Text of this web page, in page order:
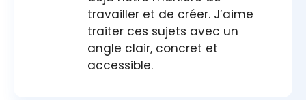
travailler et de créer. J’aime
traiter ces sujets avec un
angle clair, concret et
accessible.